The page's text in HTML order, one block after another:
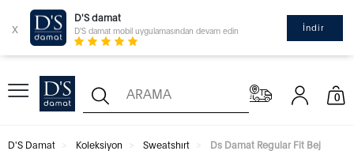
x
D'S damat
D'S damat mobil uygulamasından devam edin İndir
0
D'S Damat Koleksiyon Sweatshırt
Ds Damat Regular Fit Bej